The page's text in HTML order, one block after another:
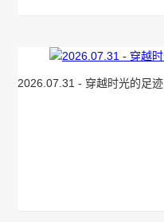
2026.07.31 - 穿越时光的足迹